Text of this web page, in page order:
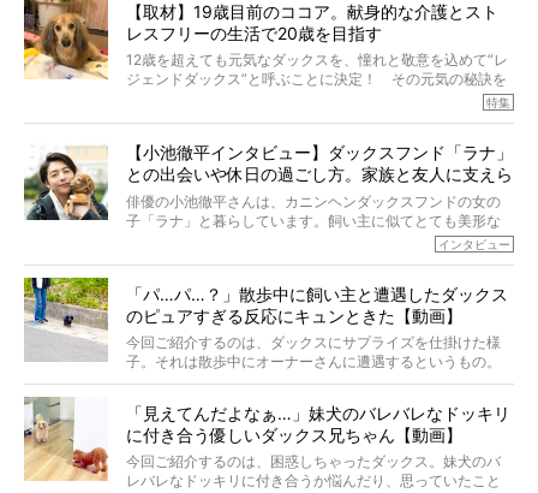
代の犬の食事は“ある重要な栄養”が不足しがちになっている
というのです。
それを効率よくおぎなってくれるのが、コラーゲン！ そ
こでわたしたちは、純度100%の犬用コラーゲンサプリ
『Ta-Ta(タータ)』を作りました！
愛犬家の83％が「健康維持を実感した」と評判のTa-Ta(タ
か届きますように。
【取材】19歳目前のココア。献身的な介護とスト
レスフリーの生活で20歳を目指す
12歳を超えても元気なダックスを、憧れと敬意を込めて“レ
ジェンドダックス”と呼ぶことに決定！ その元気の秘訣を
オーナーさんに伺うのが、特集『レジェンドダックスの肖
く」というオーナーさんのポリシーのもと、甘やかさずに
育てられ、18歳になるまで定期検査すらしたことがなかっ
たというココアくん。果たしてその長生きの秘訣とは。
特集
【小池徹平インタビュー】ダックスフンド「ラナ」
との出会いや休日の過ごし方。家族と友人に支えら
れてー
俳優の小池徹平さんは、カニンヘンダックスフンドの女の
子「ラナ」と暮らしています。飼い主に似てとても美形な
ラナは、現在８才。小池さんのインスタグラムでは、ラナ
ケメンから愛されているラナは、去年の誕生日に小池さん
からプレゼントしてもらったハーネスをつけて撮影に参加
してくれました。
インタビュー
「パ…パ…？」散歩中に飼い主と遭遇したダックス
のピュアすぎる反応にキュンときた【動画】
今回ご紹介するのは、ダックスにサプライズを仕掛けた様
子。それは散歩中にオーナーさんに遭遇するというもの。
戸惑って歩きを止めたり、すぐに気付いて追いかけたり、
「見えてんだよなぁ…」妹犬のバレバレなドッキリ
に付き合う優しいダックス兄ちゃん【動画】
今回ご紹介するのは、困惑しちゃったダックス。妹犬のバ
レバレなドッキリに付き合うか悩んだり、思っていたこと